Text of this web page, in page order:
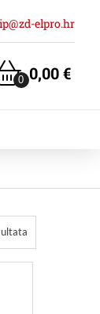
elpro.hr
0,00€
0